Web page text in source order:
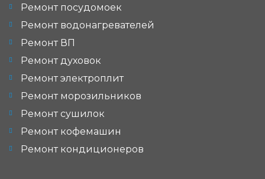
Ремонт посудомоек
Ремонт водонагревателей
Ремонт ВП
Ремонт духовок
Ремонт электроплит
Ремонт морозильников
Ремонт сушилок
Ремонт кофемашин
Ремонт кондиционеров